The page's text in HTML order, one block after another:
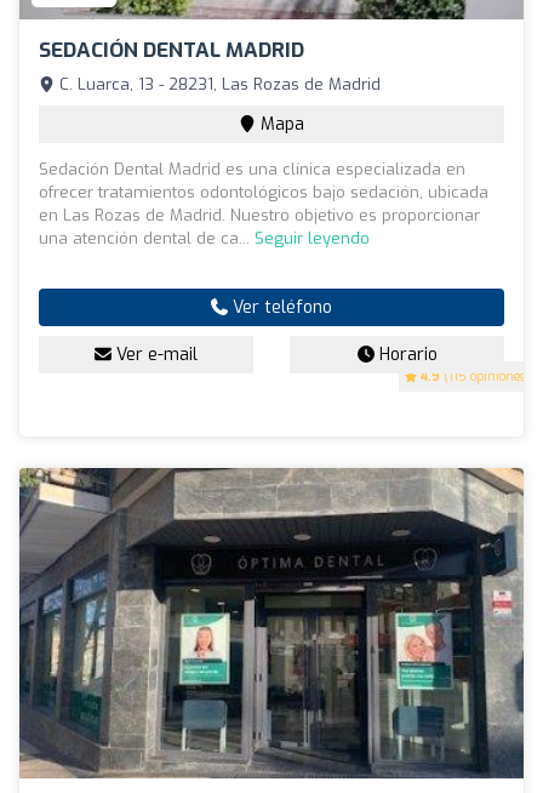
SEDACIÓN DENTAL MADRID
4.9 (115 opiniones)
C. Luarca, 13 - 28231, Las Rozas de Madrid
Mapa
Sedación Dental Madrid es una clínica especializada en
ofrecer tratamientos odontológicos bajo sedación, ubicada
en Las Rozas de Madrid. Nuestro objetivo es proporcionar
una atención dental de ca... Seguir leyendo
Ver teléfono
Ver e-mail Horario